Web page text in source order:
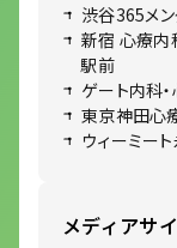
渋谷365メン
新宿 心療内
駅前
ゲート内科
東京神田心
ウィーミー
メディアサ